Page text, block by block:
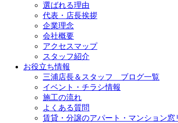
選ばれる理由
代表・店長挨拶
企業理念
会社概要
アクセスマップ
スタッフ紹介
お役立ち情報
三浦店長＆スタッフ ブログ一覧
イベント・チラシ情報
施工の流れ
よくある質問
賃貸・分譲のアパート・マンション窓